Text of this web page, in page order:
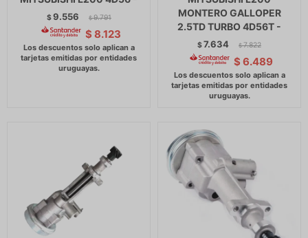
$9.556 $ 9.791
$ 8.123
MONTERO GALLOPER
2.5TD TURBO 4D56T -
$7.634 $ 7.822
$ 6.489